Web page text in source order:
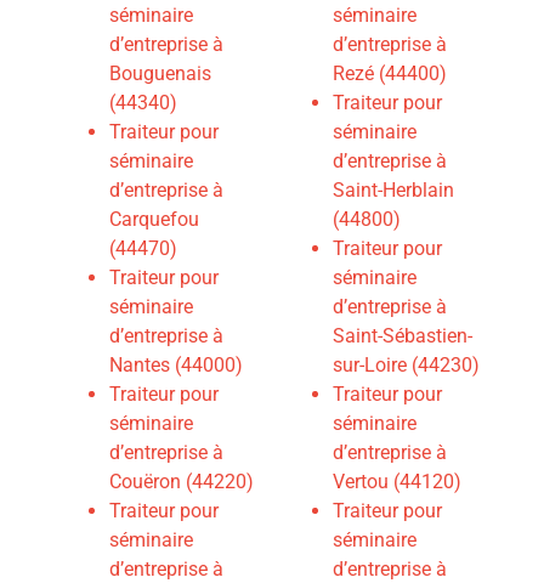
séminaire
d’entreprise à
Bouguenais
(44340)
Traiteur pour
séminaire
d’entreprise à
Carquefou
(44470)
Traiteur pour
séminaire
d’entreprise à
Nantes (44000)
Traiteur pour
séminaire
d’entreprise à
Couëron (44220)
Traiteur pour
séminaire
d’entreprise à
séminaire
d’entreprise à
Rezé (44400)
Traiteur pour
séminaire
d’entreprise à
Saint-Herblain
(44800)
Traiteur pour
séminaire
d’entreprise à
Saint-Sébastien-
sur-Loire (44230)
Traiteur pour
séminaire
d’entreprise à
Vertou (44120)
Traiteur pour
séminaire
d’entreprise à